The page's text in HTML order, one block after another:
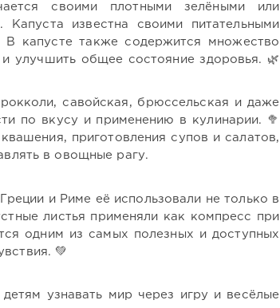
своими плотными зелёными или
известна своими питательными
В капусте также содержится множество
улучшить общее состояние здоровья. 🌿
савойская, брюссельская и даже
по вкусу и применению в кулинарии. 🥦
приготовления супов и салатов,
в овощные рагу.
и Риме её использовали не только в
листья применяли как компресс при
одним из самых полезных и доступных
💚
узнавать мир через игру и весёлые